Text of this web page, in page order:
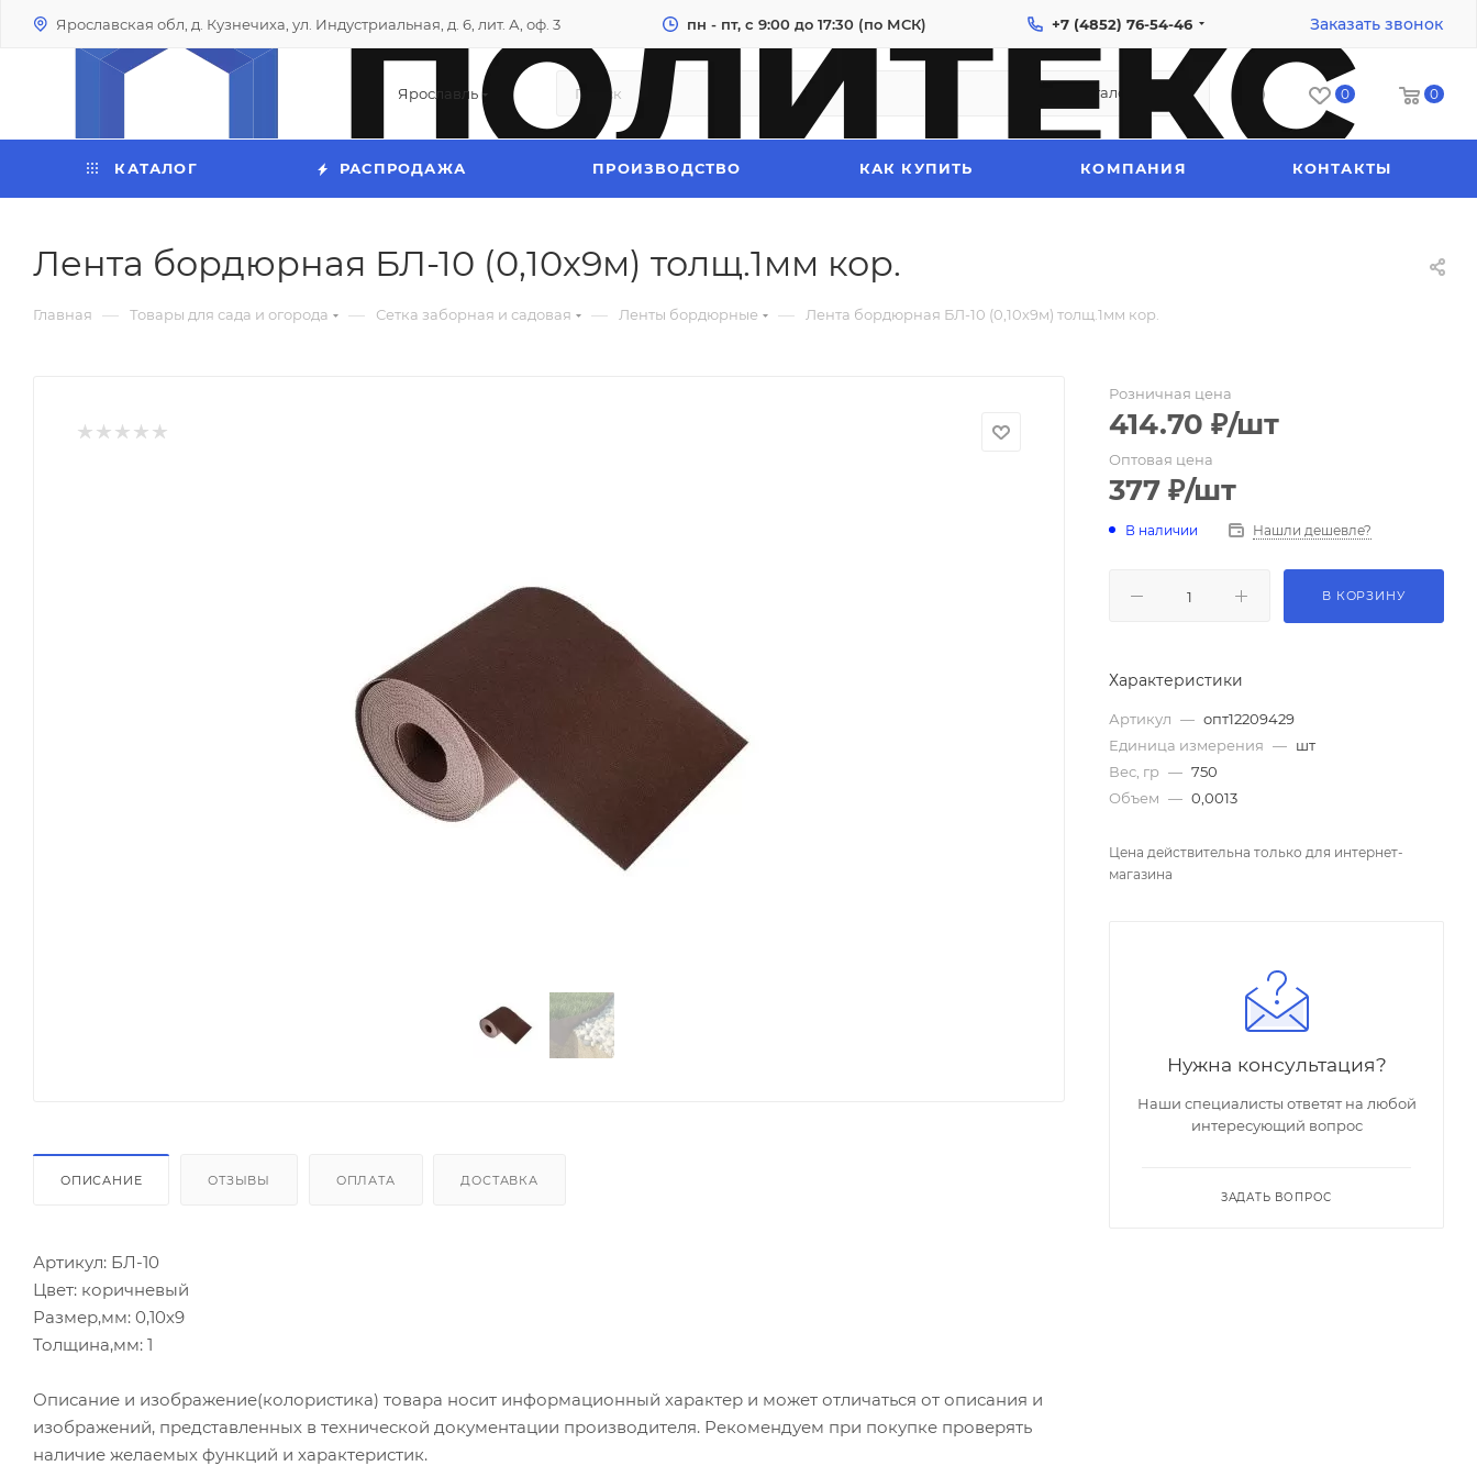
Ярославская обл, д. Кузнечиха, ул. Индустриальная, д. 6, лит. А, оф. 3 пн - пт, с 9:00 до 17:30 (по МСК) +7 (4852) 76-54-46 Заказать звонок
Ярославль Каталог 0 0
КАТАЛОГ РАСПРОДАЖА ПРОИЗВОДСТВО КАК КУПИТЬ КОМПАНИЯ КОНТАКТЫ
Лента бордюрная БЛ-10 (0,10х9м) толщ.1мм кор.
Главная — Товары для сада и огорода — Сетка заборная и садовая — Ленты бордюрные — Лента бордюрная БЛ-10 (0,10х9м) толщ.1мм кор.
ОПИСАНИЕ ОТЗЫВЫ ОПЛАТА ДОСТАВКА
Артикул: БЛ-10
Цвет: коричневый
Размер,мм: 0,10х9
Толщина,мм: 1
Описание и изображение(колористика) товара носит информационный характер и может отличаться от описания и
изображений, представленных в технической документации производителя. Рекомендуем при покупке проверять
наличие желаемых функций и характеристик.
Розничная цена
414.70 ₽/шт
Оптовая цена
377 ₽/шт
В наличии Нашли дешевле?
В КОРЗИНУ
Характеристики
Артикул — опт12209429
Единица измерения — шт
Вес, гр — 750
Объем — 0,0013
Цена действительна только для интернет-
магазина
Нужна консультация?
Наши специалисты ответят на любой
интересующий вопрос
ЗАДАТЬ ВОПРОС